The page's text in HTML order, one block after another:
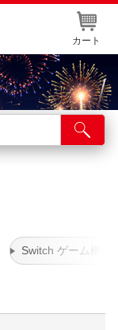
カート
Switch ゲーム機